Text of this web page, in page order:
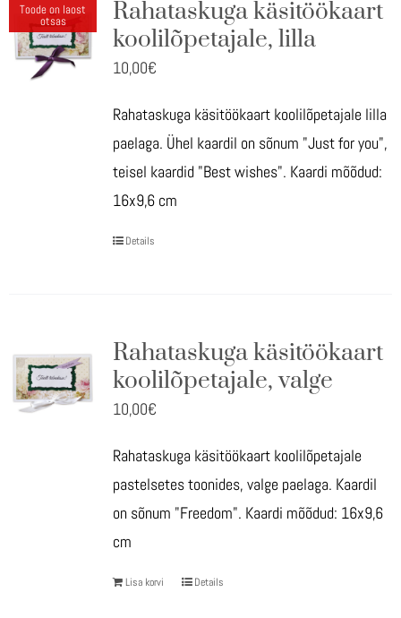
Kujundusteenused
Tehtud tööd
Toode on laost
otsas
Rahataskuga käsitöökaart
koolilõpetajale, lilla
10,00€
Rahataskuga käsitöökaart koolilõpetajale lilla
paelaga. Ühel kaardil on sõnum "Just for you",
teisel kaardid "Best wishes". Kaardi mõõdud:
16x9,6 cm
Details
Rahataskuga käsitöökaart
koolilõpetajale, valge
10,00€
Rahataskuga käsitöökaart koolilõpetajale
pastelsetes toonides, valge paelaga. Kaardil
on sõnum "Freedom". Kaardi mõõdud: 16x9,6
cm
Lisa korvi Details